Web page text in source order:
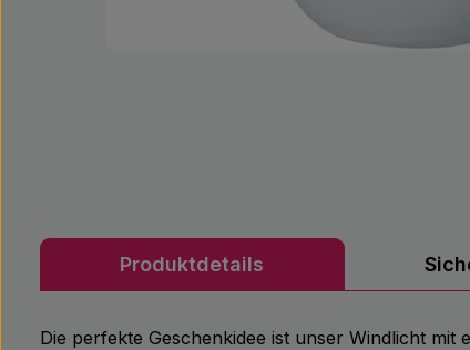
Produktdetails
Die perfekte Geschenkidee ist unser Windlicht